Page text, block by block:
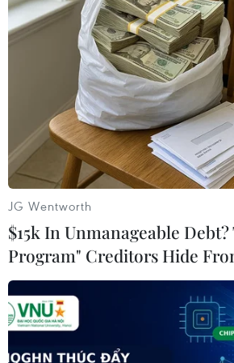
Thủ tướng chỉ đạo khẩn trương làm
nạn lao động nghiêm trọng xảy ra
Đất Cuốc, huyện Bắc Tân Uyên, tỉnh
người tử vong.
JG Wentworth
$15k In Unmanageable
Program" Creditors Hide